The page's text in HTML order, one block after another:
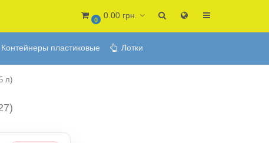
0
0.00 грн.
Контейнеры пластиковые Лотки
л)